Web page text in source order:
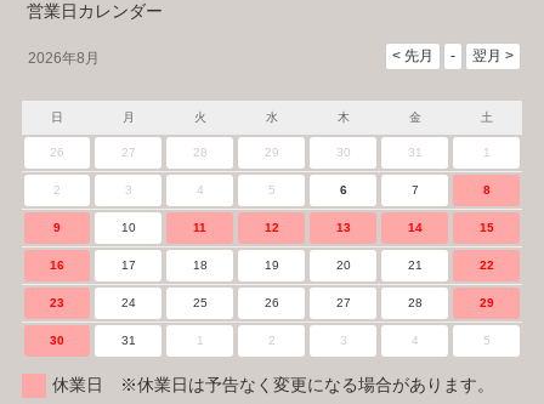
営業日カレンダー
2026年8月
日 月 火 水 木 金 土
26 27 28 29 30 31 1
2 3 4 5 6 7 8
9 10 11 12 13 14 15
16 17 18 19 20 21 22
23 24 25 26 27 28 29
30 31 1 2 3 4 5
休業日 ※休業日は予告なく変更になる場合があります。